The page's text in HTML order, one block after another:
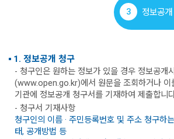
3 정보공개
1. 정보공개 청구
- 청구인은 원하는 정보가 있을 경우 정보공개
(www.open.go.kr)에서 원문을 조회하거나 이
기관에 정보공개 청구서를 기재하여 제출합니
- 청구서 기재사항
청구인의 이름 · 주민등록번호 및 주소 청구하
태, 공개방법 등